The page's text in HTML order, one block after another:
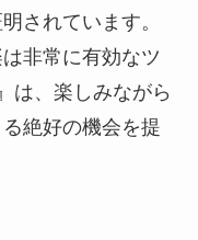
されています。
非常に有効なツ
は、楽しみながら
絶好の機会を提